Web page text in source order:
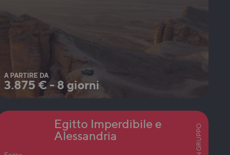
A PARTIRE DA
3.875 €- 8 giorni
Egitto Imperdibile e
Alessandria
IN GRUPPO